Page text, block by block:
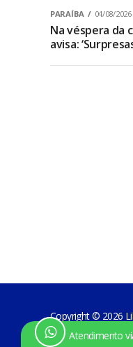
PARAÍBA 04/08/2026
Na véspera da
avisa:
Atendimento
Copyright © 2026